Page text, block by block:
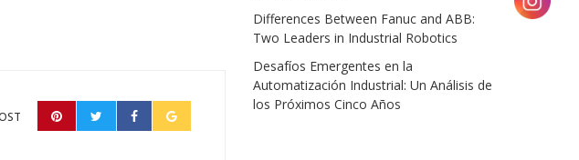
Differences Between Fanuc and ABB:
Two Leaders in Industrial Robotics
Desafíos Emergentes en la
Automatización Industrial: Un Análisis de
los Próximos Cinco Años